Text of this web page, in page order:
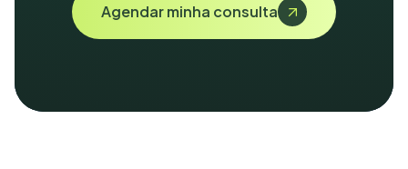
Agendar minha consulta